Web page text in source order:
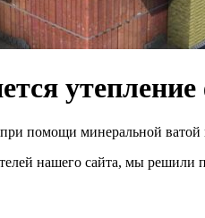
помощи минеральной
нашего сайта, мы решили